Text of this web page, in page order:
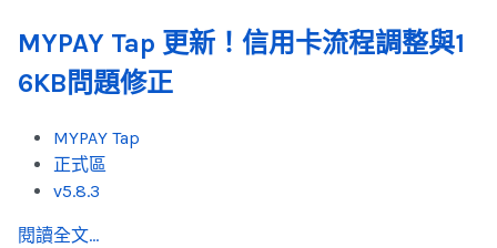
MYPAY Tap 更新！信用卡流程調整與1
6KB問題修正
MYPAY Tap
正式區
v5.8.3
閱讀全文...